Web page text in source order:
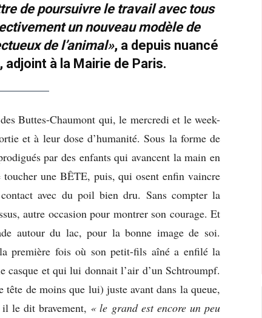
de poursuivre le travail avec tous
un nouveau modèle de
de l’animal», a depuis nuancé
à la Mairie de Paris.
Buttes-Chaumont qui, le mercredi et le week-
et à leur dose d’humanité. Sous la forme de
par des enfants qui avancent la main en
une BÊTE, puis, qui osent enfin vaincre
avec du poil bien dru. Sans compter la
autre occasion pour montrer son courage. Et
autour du lac, pour la bonne image de soi.
première fois où son petit-fils aîné a enfilé la
casque et qui lui donnait l’air d’un Schtroumpf.
de moins que lui) juste avant dans la queue,
le dit bravement, « le grand est encore un peu